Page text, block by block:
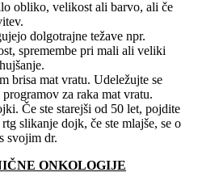
obliko, velikost ali barvo, ali če
dolgotrajne težave npr.
spremembe pri mali ali veliki
brisa mat vratu. Udeležujte se
za raka mat vratu.
Če ste starejši od 50 let, pojdite
slikanje dojk, če ste mlajše, se o
svojim dr.
ONKOLOGIJE